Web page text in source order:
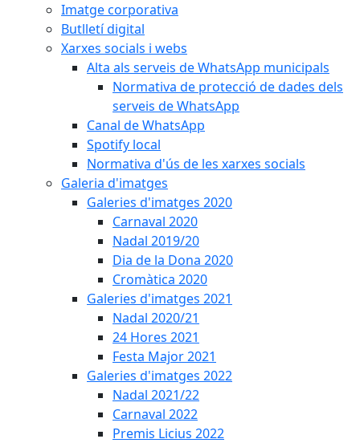
Imatge corporativa
Butlletí digital
Xarxes socials i webs
Alta als serveis de WhatsApp municipals
Normativa de protecció de dades dels
serveis de WhatsApp
Canal de WhatsApp
Spotify local
Normativa d'ús de les xarxes socials
Galeria d'imatges
Galeries d'imatges 2020
Carnaval 2020
Nadal 2019/20
Dia de la Dona 2020
Cromàtica 2020
Galeries d'imatges 2021
Nadal 2020/21
24 Hores 2021
Festa Major 2021
Galeries d'imatges 2022
Nadal 2021/22
Carnaval 2022
Premis Licius 2022